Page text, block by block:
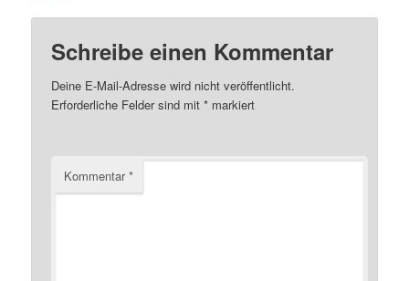
Schreibe einen Kommentar
Deine E-Mail-Adresse wird nicht veröffentlicht.
Erforderliche Felder sind mit* markiert
Kommentar*